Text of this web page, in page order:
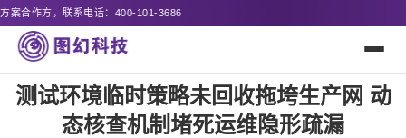
测试环境临时策略未回收拖垮生产网 动
态核查机制堵死运维隐形疏漏